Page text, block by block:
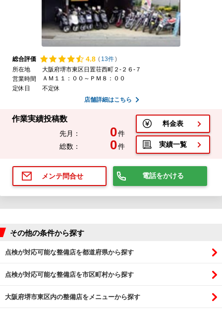
総合評価 4.8 ( 13件)
所在地
大阪府堺市東区日置荘西町２-２６-７
営業時間
ＡＭ１１：００～ＰＭ８：００
定休日
不定休
店舗詳細はこちら
作業実績投稿数
先月： 0件
総数：
0件
料金表
実績一覧
メンテ問合せ 電話をかける
その他の条件から探す
点検が対応可能な整備店を都道府県から探す
点検が対応可能な整備店を市区町村から探す
大阪府堺市東区内の整備店をメニューから探す